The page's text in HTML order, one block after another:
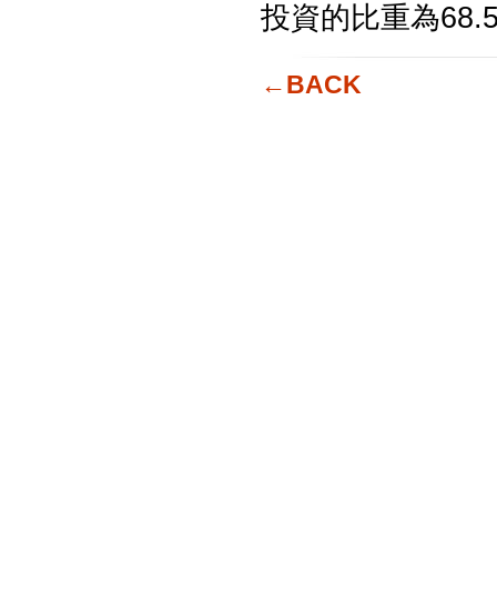
投資的比重為
←BACK